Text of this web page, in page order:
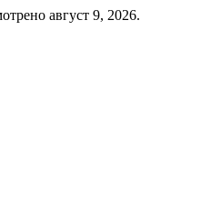
август 9, 2026.